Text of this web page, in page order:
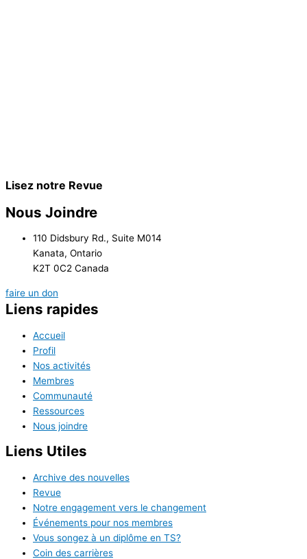
Lisez notre Revue
Nous Joindre
110 Didsbury Rd., Suite M014
Kanata, Ontario
K2T 0C2 Canada
faire un don
Liens rapides
Accueil
Profil
Nos activités
Membres
Communauté
Ressources
Nous joindre
Liens Utiles
Archive des nouvelles
Revue
Notre engagement vers le changement
Événements pour nos membres
Vous songez à un diplôme en TS?
Coin des carrières